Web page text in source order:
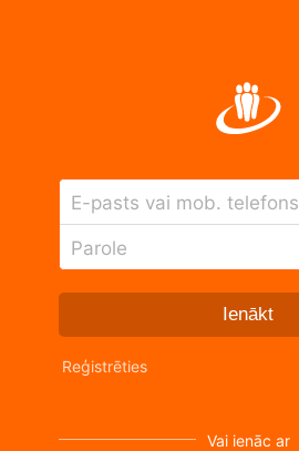
E-pasts vai mob. telefons
Parole
Ienākt
Reģistrēties
Vai ienāc ar